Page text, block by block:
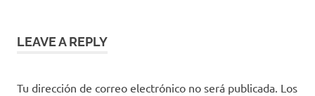
LEAVE A REPLY
Tu dirección de correo electrónico no será publicada. Los